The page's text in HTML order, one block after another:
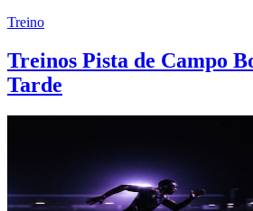
Treino
Treinos Pista de Campo
Tarde